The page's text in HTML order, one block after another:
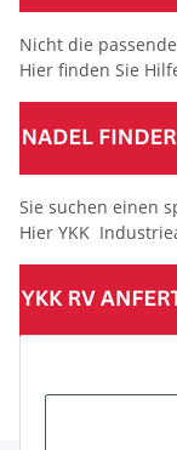
Nicht die
Hier finden Sie
Sie suchen einen
Hier YKK
(Mindesttabnahmemenge